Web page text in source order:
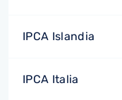
IPCA Islandia
IPCA Italia